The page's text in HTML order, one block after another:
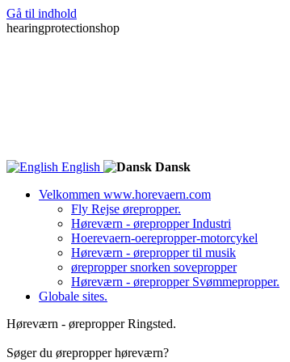
Gå til indhold
hearingprotectionshop
English
Dansk
Velkommen www.horevaern.com
Fly Rejse ørepropper.
Høreværn - ørepropper Industri
Hoerevaern-oerepropper-motorcykel
Høreværn - ørepropper til musik
ørepropper snorken sovepropper
Høreværn - ørepropper Svømmepropper.
Globale sites.
Høreværn - ørepropper Ringsted.
Søger du ørepropper høreværn?